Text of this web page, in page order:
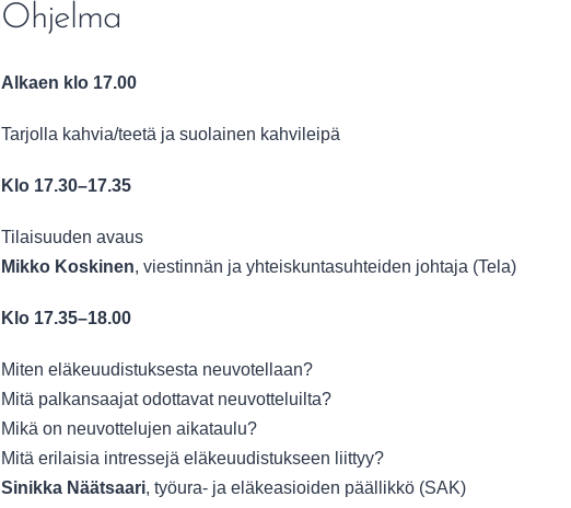
Ohjelma
Alkaen klo 17.00
Tarjolla kahvia/teetä ja suolainen kahvileipä
Klo 17.30–17.35
Tilaisuuden avaus
Mikko Koskinen, viestinnän ja yhteiskuntasuhteiden johtaja (Tela)
Klo 17.35–18.00
Miten eläkeuudistuksesta neuvotellaan?
Mitä palkansaajat odottavat neuvotteluilta?
Mikä on neuvottelujen aikataulu?
Mitä erilaisia intressejä eläkeuudistukseen liittyy?
Sinikka Näätsaari, työura- ja eläkeasioiden päällikkö (SAK)